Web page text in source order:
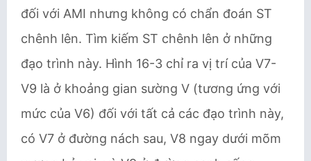
đối với AMI nhưng không có chẩn đoán ST
chênh lên. Tìm kiếm ST chênh lên ở những
đạo trình này. Hình 16-3 chỉ ra vị trí của V7-
V9 là ở khoảng gian sường V (tương ứng với
mức của V6) đối với tất cả các đạo trình này,
có V7 ở đường nách sau, V8 ngay dưới mõm